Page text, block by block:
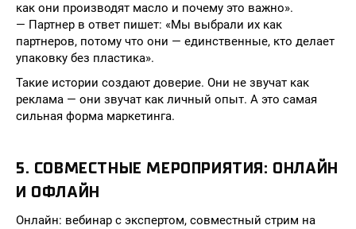
как они производят масло и почему это важно».
— Партнер в ответ пишет: «Мы выбрали их как
партнеров, потому что они — единственные, кто делает
упаковку без пластика».
Такие истории создают доверие. Они не звучат как
реклама — они звучат как личный опыт. А это самая
сильная форма маркетинга.
5. СОВМЕСТНЫЕ МЕРОПРИЯТИЯ: ОНЛАЙН
И ОФЛАЙН
Онлайн: вебинар с экспертом, совместный стрим на